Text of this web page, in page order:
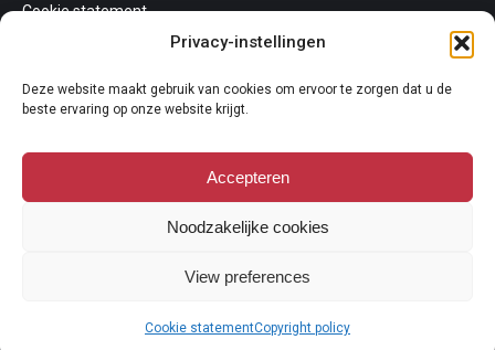
Privacy-instellingen
Deze website maakt gebruik van cookies om ervoor te zorgen dat u de
beste ervaring op onze website krijgt.
Accepteren
Noodzakelijke cookies
View preferences
Cookie statementCopyright policy
Cookie statement
Niets van deze website mag gekopieerd en/of op andere wijze
Galerie Oudenhove. Lees hier onzecopyright policy